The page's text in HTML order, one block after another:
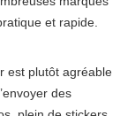
et rapide.
est plutôt agréable
des